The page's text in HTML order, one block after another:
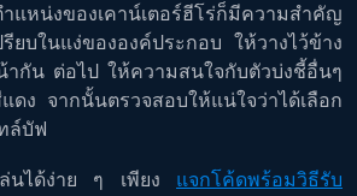
หน่งของเคาน์เตอร์ฮีโร่ก็มีความสำคัญ
ยบในแง่ขององค์ประกอบ ให้วางไว้ข้าง
ากัน ต่อไป ให้ความสนใจกับตัวบ่งชี้อื่นๆ
ดง จากนั้นตรวจสอบให้แน่ใจว่าได้เลือก
ล์บัฟ
ล่นได้ง่าย ๆ เพียง แจกโค้ดพร้อมวิธีรับ